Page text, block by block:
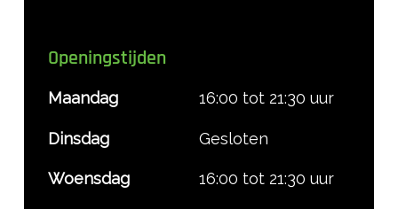
Openingstijden
Maandag 16:00 tot 21:30 uur
Dinsdag Gesloten
Woensdag 16:00 tot 21:30 uur